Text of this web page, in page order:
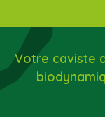
Votre caviste